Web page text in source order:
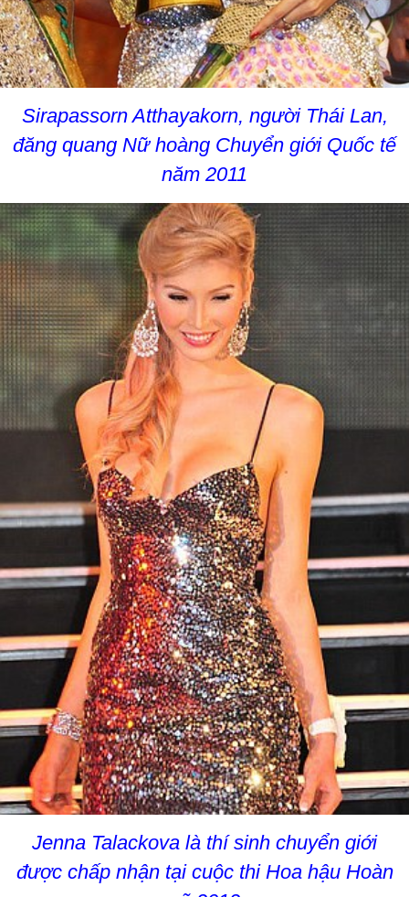
Sirapassorn Atthayakorn, người Thái Lan,
đăng quang Nữ hoàng Chuyển giới Quốc tế
năm 2011
Jenna Talackova là thí sinh chuyển giới
được chấp nhận tại cuộc thi Hoa hậu Hoàn